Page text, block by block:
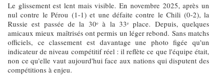
Le glissement est lent mais visible. En novembre 2025, après un
nul contre le Pérou (1-1) et une défaite contre le Chili (0-2), la
Russie est passée de la 30ᵉ à la 33ᵉ place. Depuis, quelques
amicaux mieux maîtrisés ont permis un léger rebond. Sans matchs
officiels, ce classement est davantage une photo figée qu'un
indicateur de niveau compétitif réel : il reflète ce que l'équipe était,
non ce qu'elle vaut aujourd'hui face aux nations qui disputent des
compétitions à enjeu.